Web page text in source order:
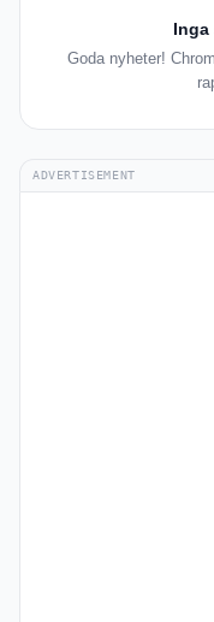
Inga
Goda nyheter!
ADVERTISEMENT